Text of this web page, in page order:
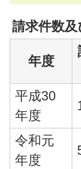
請求件数
年度
平成30
年度
令和元
年度